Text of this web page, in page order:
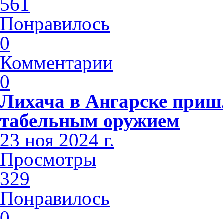
Понравилось
0
Комментарии
0
Лихача в Ангарске
табельным оружием
23 ноя 2024 г.
Просмотры
329
Понравилось